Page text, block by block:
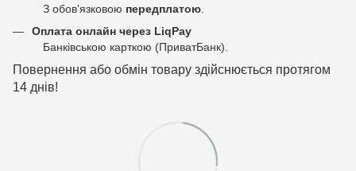
З обов’язковою передплатою
Оплата онлайн через LiqPay
Банківською карткою (ПриватБанк).
Повернення або обмін товару здійснюється протягом
14 днів!